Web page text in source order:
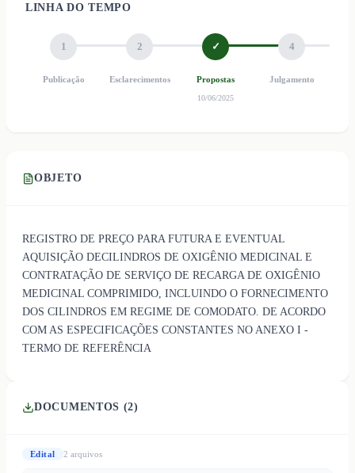
LINHA DO TEMPO
1
Publicação
2
Esclarecimentos
✓
Propostas
10/06/2025
4
Julgamento
OBJETO
REGISTRO DE PREÇO PARA FUTURA E EVENTUAL
AQUISIÇÃO DECILINDROS DE OXIGÊNIO MEDICINAL E
CONTRATAÇÃO DE SERVIÇO DE RECARGA DE OXIGÊNIO
MEDICINAL COMPRIMIDO, INCLUINDO O FORNECIMENTO
DOS CILINDROS EM REGIME DE COMODATO. DE ACORDO
COM AS ESPECIFICAÇÕES CONSTANTES NO ANEXO I -
TERMO DE REFERÊNCIA
DOCUMENTOS (2)
Edital 2 arquivos